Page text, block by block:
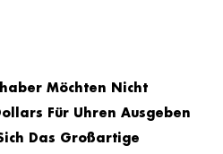
Möchten Nicht
Für Uhren Ausgeben
Das Großartige